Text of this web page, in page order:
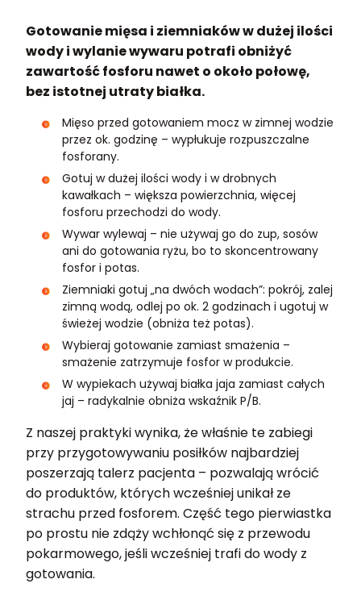
Gotowanie mięsa i ziemniaków w dużej ilości
wody i wylanie wywaru potrafi obniżyć
zawartość fosforu nawet o około połowę,
bez istotnej utraty białka.
Mięso przed gotowaniem mocz w zimnej wodzie
przez ok. godzinę – wypłukuje rozpuszczalne
fosforany.
Gotuj w dużej ilości wody i w drobnych
kawałkach – większa powierzchnia, więcej
fosforu przechodzi do wody.
Wywar wylewaj – nie używaj go do zup, sosów
ani do gotowania ryżu, bo to skoncentrowany
fosfor i potas.
Ziemniaki gotuj „na dwóch wodach”: pokrój, zalej
zimną wodą, odlej po ok. 2 godzinach i ugotuj w
świeżej wodzie (obniża też potas).
Wybieraj gotowanie zamiast smażenia –
smażenie zatrzymuje fosfor w produkcie.
W wypiekach używaj białka jaja zamiast całych
jaj – radykalnie obniża wskaźnik P/B.
Z naszej praktyki wynika, że właśnie te zabiegi
przy przygotowywaniu posiłków najbardziej
poszerzają talerz pacjenta – pozwalają wrócić
do produktów, których wcześniej unikał ze
strachu przed fosforem. Część tego pierwiastka
po prostu nie zdąży wchłonąć się z przewodu
pokarmowego, jeśli wcześniej trafi do wody z
gotowania.